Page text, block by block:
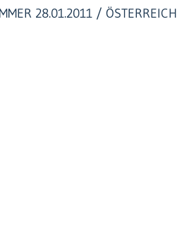
28.01.2011 / ÖSTERREICH